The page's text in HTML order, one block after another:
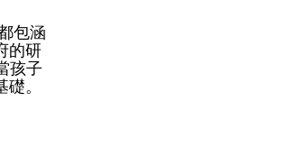
包涵
的研
孩子
。